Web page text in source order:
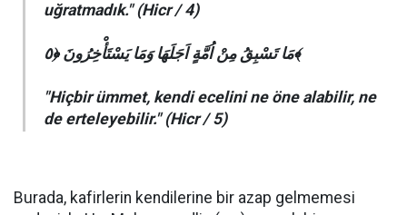
uğratmadık." (Hicr / 4)
مَا تَسْبِقُ مِنْ اُمَّةٍ اَجَلَهَا وَمَا يَسْتَأْخِرُونَ ﴿٥﴾
"Hiçbir ümmet, kendi ecelini ne öne alabilir, ne
de erteleyebilir." (Hicr / 5)
Burada, kafirlerin kendilerine bir azap gelmemesi